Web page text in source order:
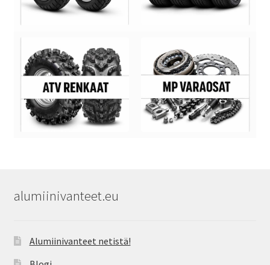
alumiinivanteet.eu
Alumiinivanteet netistä!